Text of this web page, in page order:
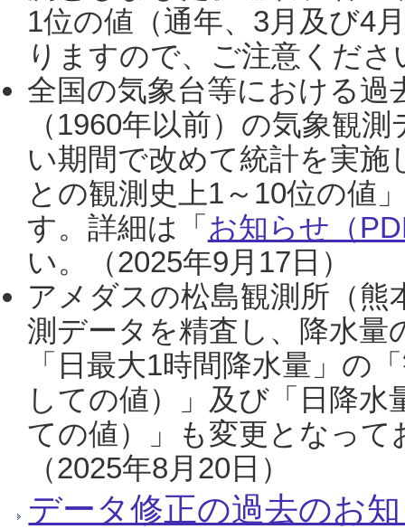
1位の値（通年、3月及び4
りますので、ご注意くだ
全国の気象台等における過
（1960年以前）の気象観
い期間で改めて統計を実
との観測史上1～10位の値
す。詳細は「 お知らせ（
い。（2025年9月17日）
アメダスの松島観測所（熊
測データを精査し、降水
「日最大1時間降水量」の
しての値）」及び「日降
ての値）」も変更となっ
（2025年8月20日）
データ修正の過去のお